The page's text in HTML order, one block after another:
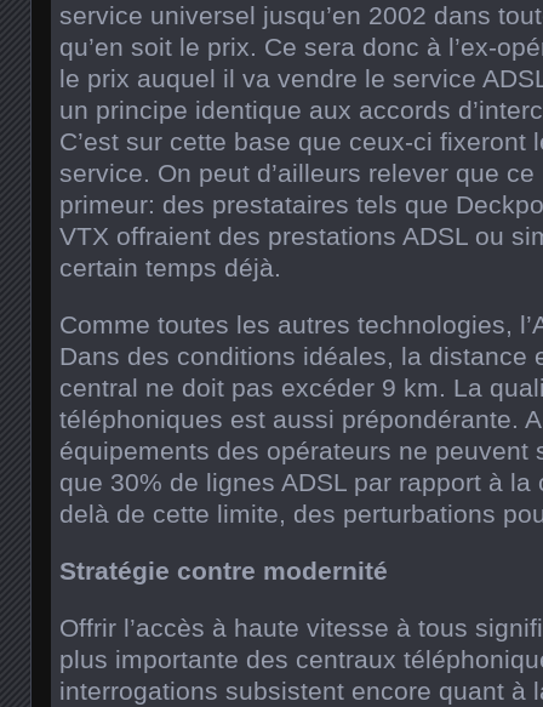
service universel jusqu’en 2002 dans
qu’en soit le prix. Ce sera donc à l’ex-
le prix auquel il va vendre le service
un principe identique aux accords
C’est sur cette base que ceux-ci fixeront
service. On peut d’ailleurs relever que
primeur: des prestataires tels que
VTX offraient des prestations ADSL ou
certain temps déjà.
Comme toutes les autres technologies,
Dans des conditions idéales, la distance
central ne doit pas excéder 9 km. La
téléphoniques est aussi prépondérante.
équipements des opérateurs ne peuvent
que 30% de lignes ADSL par rapport à
delà de cette limite, des perturbations
Stratégie contre modernité
Offrir l’accès à haute vitesse à tous
plus importante des centraux
interrogations subsistent encore quant à